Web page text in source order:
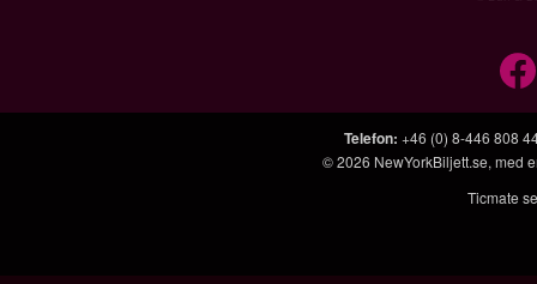
Telefon: +46 (0) 8-446 808
© 2026 NewYorkBiljett.se, med
Ticmate